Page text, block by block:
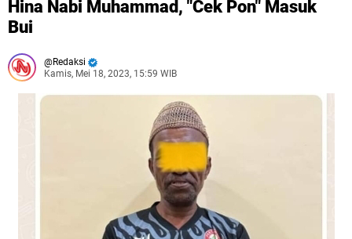
Hina Nabi Muhammad, "Cek Pon" Masuk
Bui
Redaksi
Kamis, Mei 18, 2023, 15:59 WIB